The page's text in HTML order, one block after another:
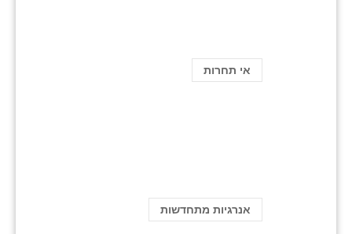
אי תחרות
אנרגיות מתחדשות